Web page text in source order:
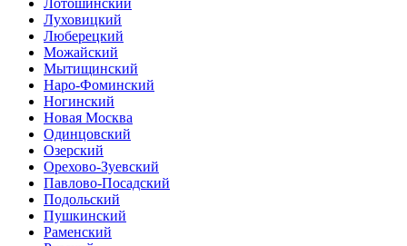
Лотошинский
Луховицкий
Люберецкий
Можайский
Мытищинский
Наро-Фоминский
Ногинский
Новая Москва
Одинцовский
Озерский
Орехово-Зуевский
Павлово-Посадский
Подольский
Пушкинский
Раменский